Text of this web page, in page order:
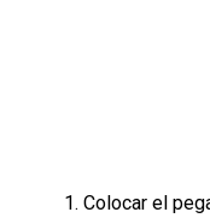
Colocar el